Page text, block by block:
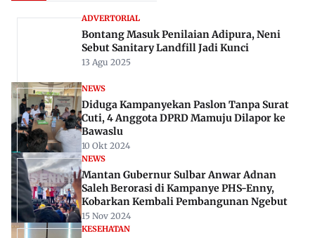
ADVERTORIAL
Bontang Masuk Penilaian Adipura, Neni
Sebut Sanitary Landfill Jadi Kunci
13 Agu 2025
NEWS
Diduga Kampanyekan Paslon Tanpa Surat
Cuti, 4 Anggota DPRD Mamuju Dilapor ke
Bawaslu
10 Okt 2024
NEWS
Mantan Gubernur Sulbar Anwar Adnan
Saleh Berorasi di Kampanye PHS-Enny,
Kobarkan Kembali Pembangunan Ngebut
15 Nov 2024
KESEHATAN